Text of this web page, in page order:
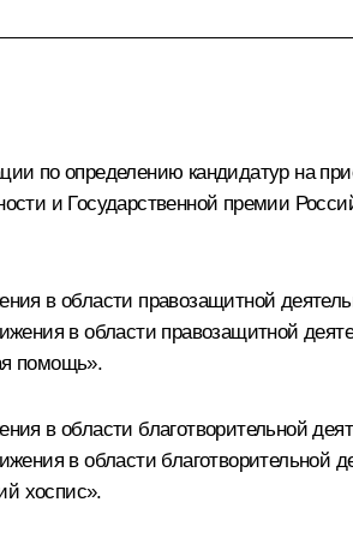
по определению кандидатур на
и Государственной премии
в области правозащитной
в области правозащитной
помощь».
в области благотворительной
в области благотворительной
хоспис».